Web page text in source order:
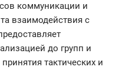
коммуникации и
взаимодействия с
до групп и
тактических и